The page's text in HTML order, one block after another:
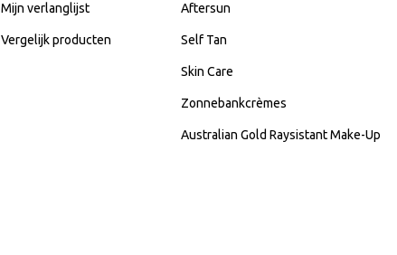
Mijn verlanglijst
Vergelijk producten
Aftersun
Self Tan
Skin Care
Zonnebankcrèmes
Australian Gold Raysistant Make-Up